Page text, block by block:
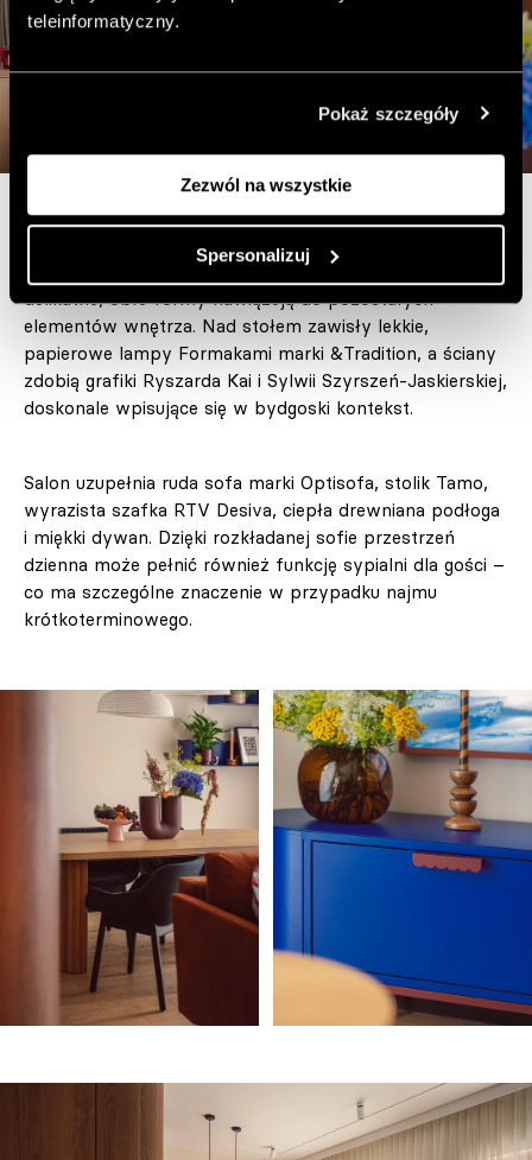
teleinformatyczny.
Pokaż szczegóły
Zezwól na wszystkie
Spersonalizuj
W części jadalnianej znalazły się meble polskich marek:
stół Tabell, krzesła MDD oraz falowane półki Desiva. Ich
delikatne, obłe formy nawiązują do pozostałych
elementów wnętrza. Nad stołem zawisły lekkie,
papierowe lampy Formakami marki &Tradition, a ściany
zdobią grafiki Ryszarda Kai i Sylwii Szyrszeń-Jaskierskiej,
doskonale wpisujące się w bydgoski kontekst.
Salon uzupełnia ruda sofa marki Optisofa, stolik Tamo,
wyrazista szafka RTV Desiva, ciepła drewniana podłoga
i miękki dywan. Dzięki rozkładanej sofie przestrzeń
dzienna może pełnić również funkcję sypialni dla gości –
co ma szczególne znaczenie w przypadku najmu
krótkoterminowego.